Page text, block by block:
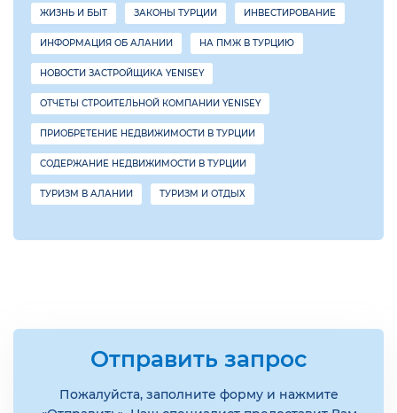
ЖИЗНЬ И БЫТ ЗАКОНЫ ТУРЦИИ ИНВЕСТИРОВАНИЕ
ИНФОРМАЦИЯ ОБ АЛАНИИ НА ПМЖ В ТУРЦИЮ
НОВОСТИ ЗАСТРОЙЩИКА YENISEY
ОТЧЕТЫ СТРОИТЕЛЬНОЙ КОМПАНИИ YENISEY
ПРИОБРЕТЕНИЕ НЕДВИЖИМОСТИ В ТУРЦИИ
СОДЕРЖАНИЕ НЕДВИЖИМОСТИ В ТУРЦИИ
ТУРИЗМ В АЛАНИИ ТУРИЗМ И ОТДЫХ
Отправить запрос
Пожалуйста, заполните форму и нажмите